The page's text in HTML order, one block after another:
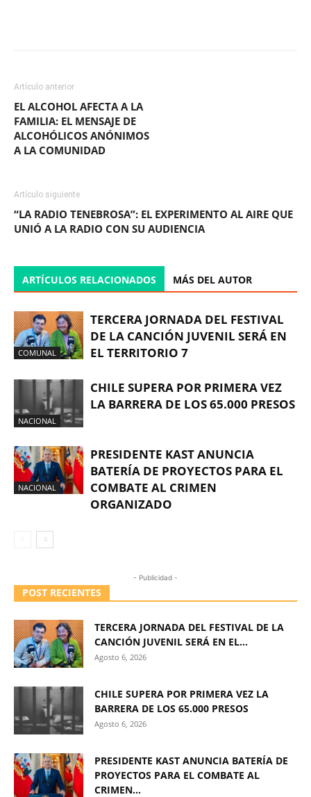
Artículo anterior
EL ALCOHOL AFECTA A LA
FAMILIA: EL MENSAJE DE
ALCOHÓLICOS ANÓNIMOS
A LA COMUNIDAD
Artículo siguiente
“LA RADIO TENEBROSA”: EL EXPERIMENTO AL AIRE QUE
UNIÓ A LA RADIO CON SU AUDIENCIA
ARTÍCULOS RELACIONADOS MÁS DEL AUTOR
COMUNAL
TERCERA JORNADA DEL FESTIVAL
DE LA CANCIÓN JUVENIL SERÁ EN
EL TERRITORIO 7
NACIONAL
CHILE SUPERA POR PRIMERA VEZ
LA BARRERA DE LOS 65.000 PRESOS
NACIONAL
PRESIDENTE KAST ANUNCIA
BATERÍA DE PROYECTOS PARA EL
COMBATE AL CRIMEN
ORGANIZADO
- Publicidad -
POST RECIENTES
TERCERA JORNADA DEL FESTIVAL DE LA
CANCIÓN JUVENIL SERÁ EN EL...
Agosto 6, 2026
CHILE SUPERA POR PRIMERA VEZ LA
BARRERA DE LOS 65.000 PRESOS
Agosto 6, 2026
PRESIDENTE KAST ANUNCIA BATERÍA DE
PROYECTOS PARA EL COMBATE AL
CRIMEN...